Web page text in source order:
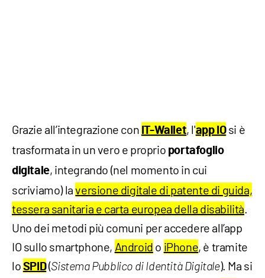
Grazie all’integrazione con IT-Wallet, l'app IOsi è
trasformata in un vero e proprio portafoglio
digitale, integrando (nel momento in cui
scriviamo) laversione digitale di patente di guida,
tessera sanitaria e carta europea della disabilità.
Uno dei metodi più comuni per accedere all’app
IO sullo smartphone, Android o iPhone, è tramite
lo SPID(Sistema Pubblico di Identità Digitale). Ma si